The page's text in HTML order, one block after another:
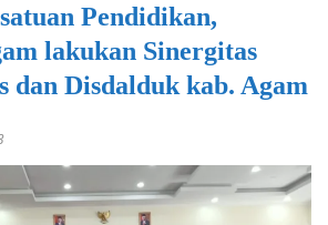
Pendidikan,
lakukan Sinergitas
dan Disdalduk kab. Agam